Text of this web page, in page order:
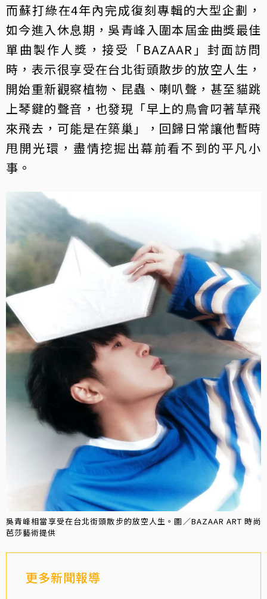
而蘇打綠在4年內完成復刻專輯的大型企劃，
如今進入休息期，吳青峰入圍本屆金曲獎最佳
單曲製作人獎，接受「BAZAAR」封面訪問
時，表示很享受在台北街頭散步的放空人生，
開始重新觀察植物、昆蟲、喇叭聲，甚至貓跳
上琴鍵的聲音，也發現「早上的鳥會叼著草飛
來飛去，可能是在築巢」，回歸日常讓他暫時
甩開光環，盡情挖掘出幕前看不到的平凡小
事。
吳青峰相當享受在台北街頭散步的放空人生。圖／BAZAAR ART 時尚
芭莎藝術提供
更多新聞報導